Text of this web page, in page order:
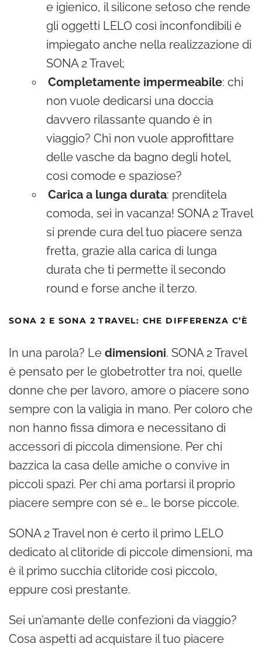
e igienico, il silicone setoso che rende
gli oggetti LELO così inconfondibili è
impiegato anche nella realizzazione di
SONA 2 Travel;
Completamente impermeabile: chi
non vuole dedicarsi una doccia
davvero rilassante quando è in
viaggio? Chi non vuole approfittare
delle vasche da bagno degli hotel,
così comode e spaziose?
Carica a lunga durata: prenditela
comoda, sei in vacanza! SONA 2 Travel
si prende cura del tuo piacere senza
fretta, grazie alla carica di lunga
durata che ti permette il secondo
round e forse anche il terzo.
SONA 2 E SONA 2 TRAVEL: CHE DIFFERENZA C’È
In una parola? Le dimensioni. SONA 2 Travel
è pensato per le globetrotter tra noi, quelle
donne che per lavoro, amore o piacere sono
sempre con la valigia in mano. Per coloro che
non hanno fissa dimora e necessitano di
accessori di piccola dimensione. Per chi
bazzica la casa delle amiche o convive in
piccoli spazi. Per chi ama portarsi il proprio
piacere sempre con sé e… le borse piccole.
SONA 2 Travel non è certo il primo LELO
dedicato al clitoride di piccole dimensioni, ma
è il primo succhia clitoride così piccolo,
eppure così prestante.
Sei un’amante delle confezioni da viaggio?
Cosa aspetti ad acquistare il tuo piacere